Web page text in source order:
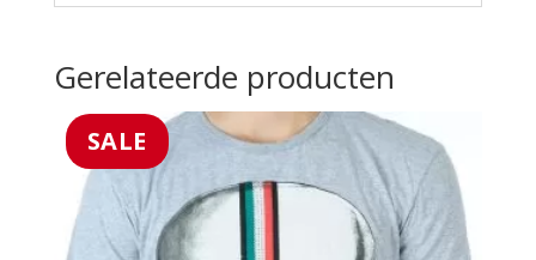
Gerelateerde producten
SALE